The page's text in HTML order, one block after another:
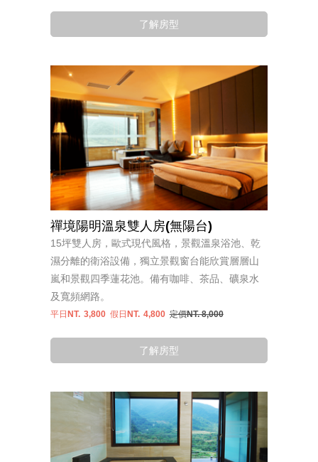
了解房型
禪境陽明溫泉雙人房(無陽台)
15坪雙人房，歐式現代風格，景觀溫泉浴池、乾
濕分離的衛浴設備，獨立景觀窗台能欣賞層層山
嵐和景觀四季蓮花池。備有咖啡、茶品、礦泉水
及寬頻網路。
平日NT. 3,800 假日NT. 4,800定價NT. 8,000
了解房型